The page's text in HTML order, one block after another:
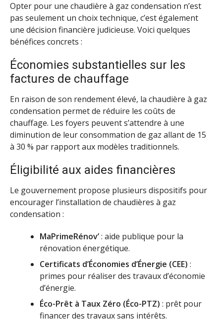
Opter pour une chaudière à gaz condensation n’est
pas seulement un choix technique, c’est également
une décision financière judicieuse. Voici quelques
bénéfices concrets :
Économies substantielles sur les
factures de chauffage
En raison de son rendement élevé, la chaudière à gaz
condensation permet de réduire les coûts de
chauffage. Les foyers peuvent s’attendre à une
diminution de leur consommation de gaz allant de 15
à 30 % par rapport aux modèles traditionnels.
Éligibilité aux aides financières
Le gouvernement propose plusieurs dispositifs pour
encourager l’installation de chaudières à gaz
condensation :
MaPrimeRénov’: aide publique pour la
rénovation énergétique.
Certificats d’Économies d’Énergie (CEE) :
primes pour réaliser des travaux d’économie
d’énergie.
Éco-Prêt à Taux Zéro (Éco-PTZ) : prêt pour
financer des travaux sans intérêts.